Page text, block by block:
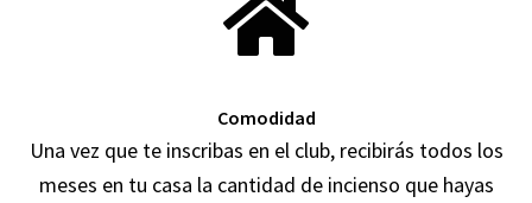
Comodidad
Una vez que te inscribas en el club, recibirás todos los
meses en tu casa la cantidad de incienso que hayas